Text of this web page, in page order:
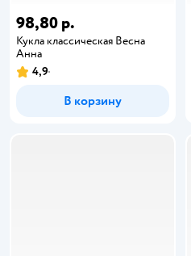
98,80 р.
Кукла классическая Весна
Анна
4,9
В корзину